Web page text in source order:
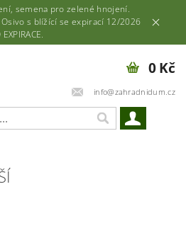
semena pro zelené hnojení.
s blížící se expirací 12/2026
info@zahradnidum.cz
0 Kč